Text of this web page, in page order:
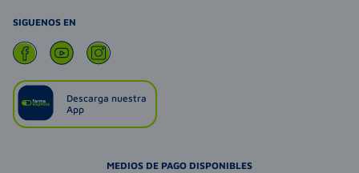
SIGUENOS EN
Descarga nuestra
App
MEDIOS DE PAGO DISPONIBLES